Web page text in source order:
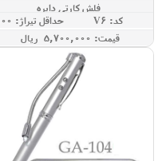
فلش کارتی دایره
کد: V6
حداقل تيراژ: 100
قيمت: 5,700,000 ريال